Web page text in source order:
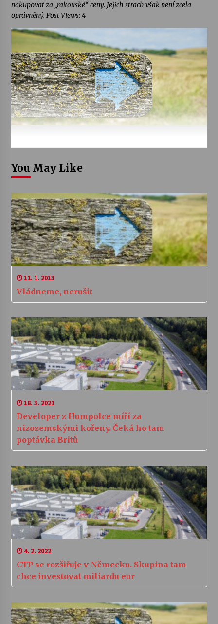
nakupovat za „rakouské“ ceny. Jejich strach však není zcela
oprávněný. Post Views: 4
You May Like
11. 1. 2013
Vládneme, nerušit
18. 3. 2021
Developer z Humpolce míří za
nizozemskými kořeny. Čeká ho tam
poptávka Britů
4. 2. 2022
CTP se rozšiřuje v Německu. Skupina tam
chce investovat miliardu eur